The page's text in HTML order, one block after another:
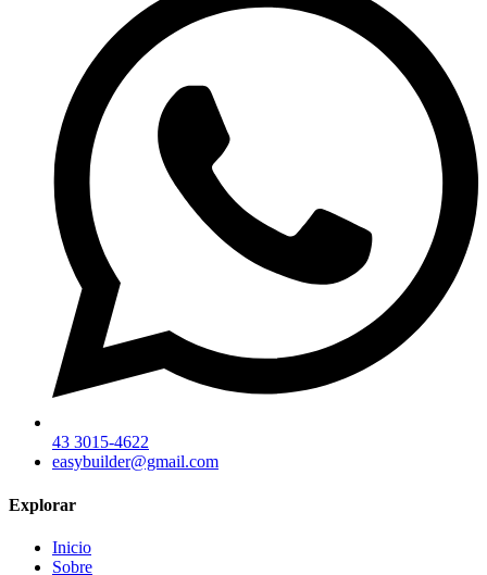
43 3015-4622
easybuilder@gmail.com
Explorar
Inicio
Sobre